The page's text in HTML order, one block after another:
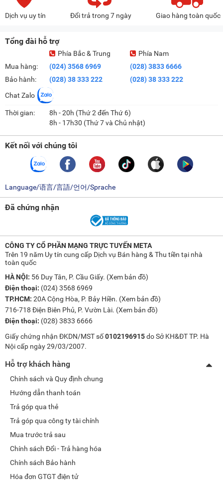
Dịch vụ uy tín Đổi trả trong 7 ngày Giao hàng toàn quốc
Tổng đài hỗ trợ
Mua hàng:
Bảo hành:
Phía Bắc & Trung
(024) 3568 6969
(028) 38 333 222
Phía Nam
(028) 3833 6666
(028) 38 333 222
Chat Zalo
Thời gian:
8h - 20h (Thứ 2 đến Thứ 6)
8h - 17h30 (Thứ 7 và Chủ nhật)
Kết nối với chúng tôi
Language/语言/言語/언어/Sprache
Đã chứng nhận
CÔNG TY CỔ PHẦN MẠNG TRỰC TUYẾN META
Trên 19 năm Uy tín cung cấp Dịch vụ Bán hàng & Thu tiền tại nhà
toàn quốc
HÀ NỘI: 56 Duy Tân, P. Cầu Giấy. (Xem bản đồ)
Điện thoại: (024) 3568 6969
TP.HCM: 20A Cộng Hòa, P. Bảy Hiền. (Xem bản đồ)
716-718 Điện Biên Phủ, P. Vườn Lài. (Xem bản đồ)
Điện thoại: (028) 3833 6666
Giấy chứng nhận ĐKDN/MST số0102196915do Sở KH&ĐT TP. Hà
Nội cấp ngày 29/03/2007.
Hỗ trợ khách hàng
Chính sách và Quy định chung
Hướng dẫn thanh toán
Trả góp qua thẻ
Trả góp qua công ty tài chính
Mua trước trả sau
Chính sách Đổi - Trả hàng hóa
Chính sách Bảo hành
Hóa đơn GTGT điện tử